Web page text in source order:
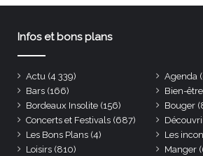
Infos et bons plans
Actu (4 339) Agenda
Bars (166) Bien-être
Bordeaux Insolite (156) Bouger
Concerts et Festivals (687)
Les Bons Plans (4) Les
Loisirs (810) Manger